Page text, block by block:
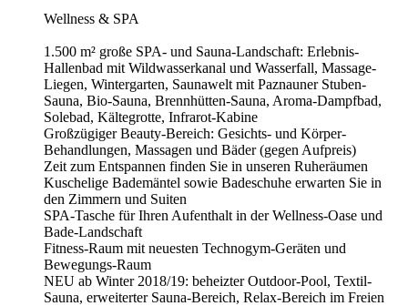
Wellness & SPA
1.500 m² große SPA- und Sauna-Landschaft: Erlebnis-
Hallenbad mit Wildwasserkanal und Wasserfall, Massage-
Liegen, Wintergarten, Saunawelt mit Paznauner Stuben-
Sauna, Bio-Sauna, Brennhütten-Sauna, Aroma-Dampfbad,
Solebad, Kältegrotte, Infrarot-Kabine
Großzügiger Beauty-Bereich: Gesichts- und Körper-
Behandlungen, Massagen und Bäder (gegen Aufpreis)
Zeit zum Entspannen finden Sie in unseren Ruheräumen
Kuschelige Bademäntel sowie Badeschuhe erwarten Sie in
den Zimmern und Suiten
SPA-Tasche für Ihren Aufenthalt in der Wellness-Oase und
Bade-Landschaft
Fitness-Raum mit neuesten Technogym-Geräten und
Bewegungs-Raum
NEU ab Winter 2018/19: beheizter Outdoor-Pool, Textil-
Sauna, erweiterter Sauna-Bereich, Relax-Bereich im Freien